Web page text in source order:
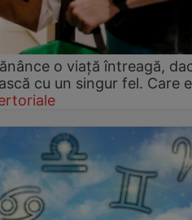
o viață întreagă,
cu un singur fel. Care e